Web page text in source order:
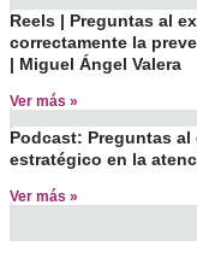
Reels | Preguntas al
correctamente la
| Miguel Ángel Valera
Ver más »
Podcast: Preguntas
estratégico en la
Ver más »